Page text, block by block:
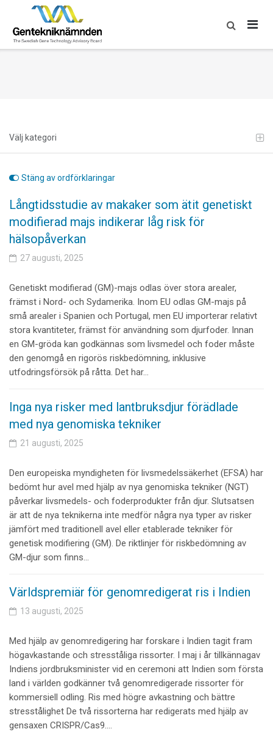
content
Välj kategori
Stäng av ordförklaringar
Långtidsstudie av makaker som ätit genetiskt
modifierad majs indikerar låg risk för
hälsopåverkan
27 augusti, 2025
Genetiskt modifierad (GM)-majs odlas över stora arealer,
främst i Nord- och Sydamerika. Inom EU odlas GM-majs på
små arealer i Spanien och Portugal, men EU importerar relativt
stora kvantiteter, främst för användning som djurfoder. Innan
en GM-gröda kan godkännas som livsmedel och foder måste
den genomgå en rigorös riskbedömning, inklusive
utfodringsförsök på råtta. Det har…
Inga nya risker med lantbruksdjur förädlade
med nya genomiska tekniker
21 augusti, 2025
Den europeiska myndigheten för livsmedelssäkerhet (EFSA) har
bedömt hur avel med hjälp av nya genomiska tekniker (NGT)
påverkar livsmedels- och foderprodukter från djur. Slutsatsen
är att de nya teknikerna inte medför några nya typer av risker
jämfört med traditionell avel eller etablerade tekniker för
genetisk modifiering (GM). De riktlinjer för riskbedömning av
GM-djur som finns…
Världspremiär för genomredigerat ris i Indien
13 augusti, 2025
Med hjälp av genomredigering har forskare i Indien tagit fram
högavkastande och stresståliga rissorter. I maj i år tillkännagav
Indiens jordbruksminister vid en ceremoni att Indien som första
land i världen godkänner två genomredigerade rissorter för
kommersiell odling. Ris med högre avkastning och bättre
stresstålighet De två rissorterna har redigerats med hjälp av
gensaxen CRISPR/Cas9.…